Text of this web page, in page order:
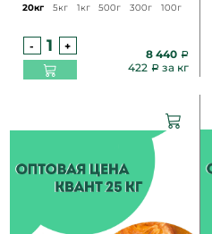
20кг 5кг 1кг 500г 300г 100г
- +
8 440
422
за кг